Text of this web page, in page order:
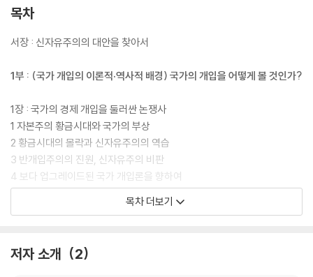
목차
서장 : 신자유주의의 대안을 찾아서
1부 : (국가 개입의 이론적·역사적 배경) 국가의 개입을 어떻게 볼 것인가?
1장 : 국가의 경제 개입을 둘러싼 논쟁사
1 자본주의 황금시대와 국가의 부상
2 황금시대의 몰락과 신자유주의의 역습
3 반개입주의의 진원, 신자유주의 비판
4 보다 업그레이드된 국가 개입론을 향하여
2장 : 구조 조정 시대의 국가의 역할
1 후생경제학, 신자유주의, 제도주의의 개입론
4 ‘산업 정책 국가’ 대 ‘사회적 조합주의 국가’
목차 더보기
저자 소개 2